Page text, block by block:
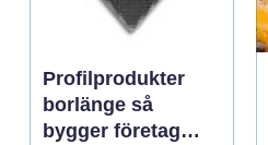
Profilprodukter
borlänge så
bygger företag